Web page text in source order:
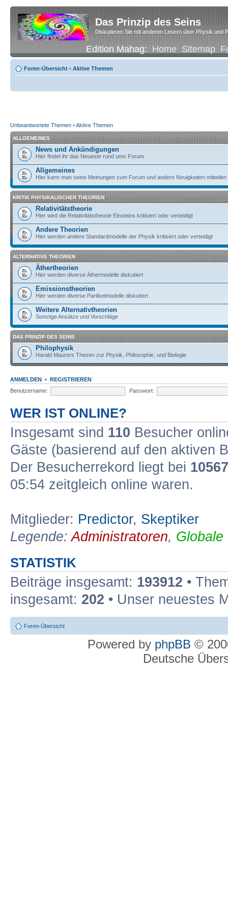
Das Prinzip des Seins
Diskutieren Sie mit anderen Lesern über Physik und
Edition Mahag:Home Sitemap
Foren-Übersicht • Aktive Themen
Unbeantwortete Themen •Aktive Themen
ALLGEMEINES
News und Ankündigungen
Hier findet ihr das Neueste rund ums Forum
Allgemeines
Hier kann man seine Meinungen zum Forum und andere Neuigkeiten mitteilen
KRITIK PHYSIKALISCHER THEORIEN
Relativitätstheorie
Hier wird die Relativitätstheorie Einsteins kritisiert oder verteidigt
Andere Theorien
Hier werden andere Standardmodelle der Physik kritisiert oder verteidigt
ALTERNATIVE THEORIEN
Äthertheorien
Hier werden diverse Äthermodelle diskutiert
Emissionstheorien
Hier werden diverse Partikelmodelle diskutiert
Weitere Alternativtheorien
Sonstige Ansätze und Vorschläge
DAS PRINZIP DES SEINS
Philophysik
Harald Maurers Thesen zur Physik, Philosophie, und Biologie
ANMELDEN • REGISTRIEREN
Benutzername:
Passwort:
WER IST ONLINE?
Insgesamt sind 110 Besucher
Gäste (basierend auf den aktiven
Der Besucherrekord liegt bei 10567
05:54 zeitgleich online waren.
Mitglieder: Predictor, Skeptiker
Legende:Administratoren, Globale
STATISTIK
Beiträge insgesamt: 193912 •
insgesamt: 202 • Unser neuestes
Foren-Übersicht
Powered by phpBB ©
Deutsche